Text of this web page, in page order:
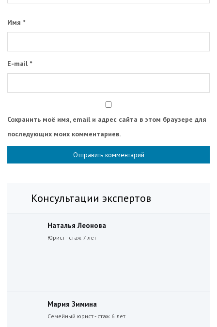
Имя *
E-mail *
Сохранить моё имя, email и адрес сайта в этом браузере для
последующих моих комментариев.
Консультации экспертов
Наталья Леонова
Юрист - стаж 7 лет
Мария Зимина
Семейный юрист - стаж 6 лет